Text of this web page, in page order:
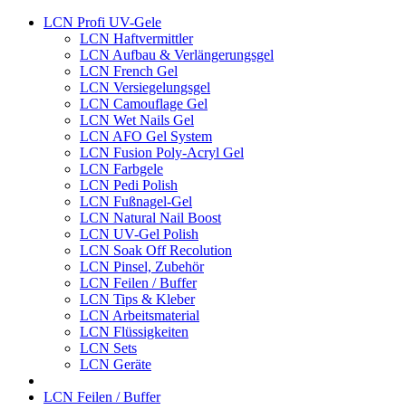
LCN Profi UV-Gele
LCN Haftvermittler
LCN Aufbau & Verlängerungsgel
LCN French Gel
LCN Versiegelungsgel
LCN Camouflage Gel
LCN Wet Nails Gel
LCN AFO Gel System
LCN Fusion Poly-Acryl Gel
LCN Farbgele
LCN Pedi Polish
LCN Fußnagel-Gel
LCN Natural Nail Boost
LCN UV-Gel Polish
LCN Soak Off Recolution
LCN Pinsel, Zubehör
LCN Feilen / Buffer
LCN Tips & Kleber
LCN Arbeitsmaterial
LCN Flüssigkeiten
LCN Sets
LCN Geräte
LCN Feilen / Buffer